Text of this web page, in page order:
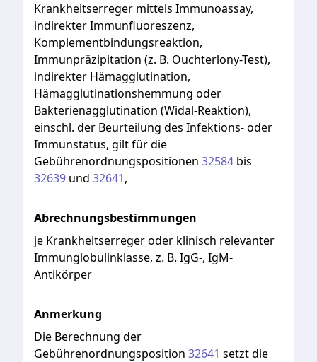
Krankheitserreger mittels Immunoassay,
indirekterImmunfluoreszenz,
Komplementbindungsreaktion,
Immunpräzipitation (z. B. Ouchterlony-Test),
indirekter Hämagglutination,
Hämagglutinationshemmung oder
Bakterienagglutination (Widal-Reaktion),
einschl. der Beurteilung des Infektions-oder
Immunstatus, giltfürdie
Gebührenordnungspositionen 32584 bis
32639 und 32641,
Abrechnungsbestimmungen
je Krankheitserreger oder klinisch relevanter
Immunglobulinklasse, z. B. IgG-, IgM-
Antikörper
Anmerkung
Die Berechnung der
Gebührenordnungsposition 32641 setztdie